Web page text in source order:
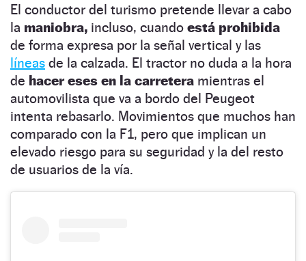
El conductor del turismo pretende llevar a cabo
la maniobra, incluso, cuando está prohibida
de forma expresa por la señal vertical y las
líneas de la calzada. El tractor no duda a la hora
de hacer eses en la carretera mientras el
automovilista que va a bordo del Peugeot
intenta rebasarlo. Movimientos que muchos han
comparado con la F1, pero que implican un
elevado riesgo para su seguridad y la del resto
de usuarios de la vía.